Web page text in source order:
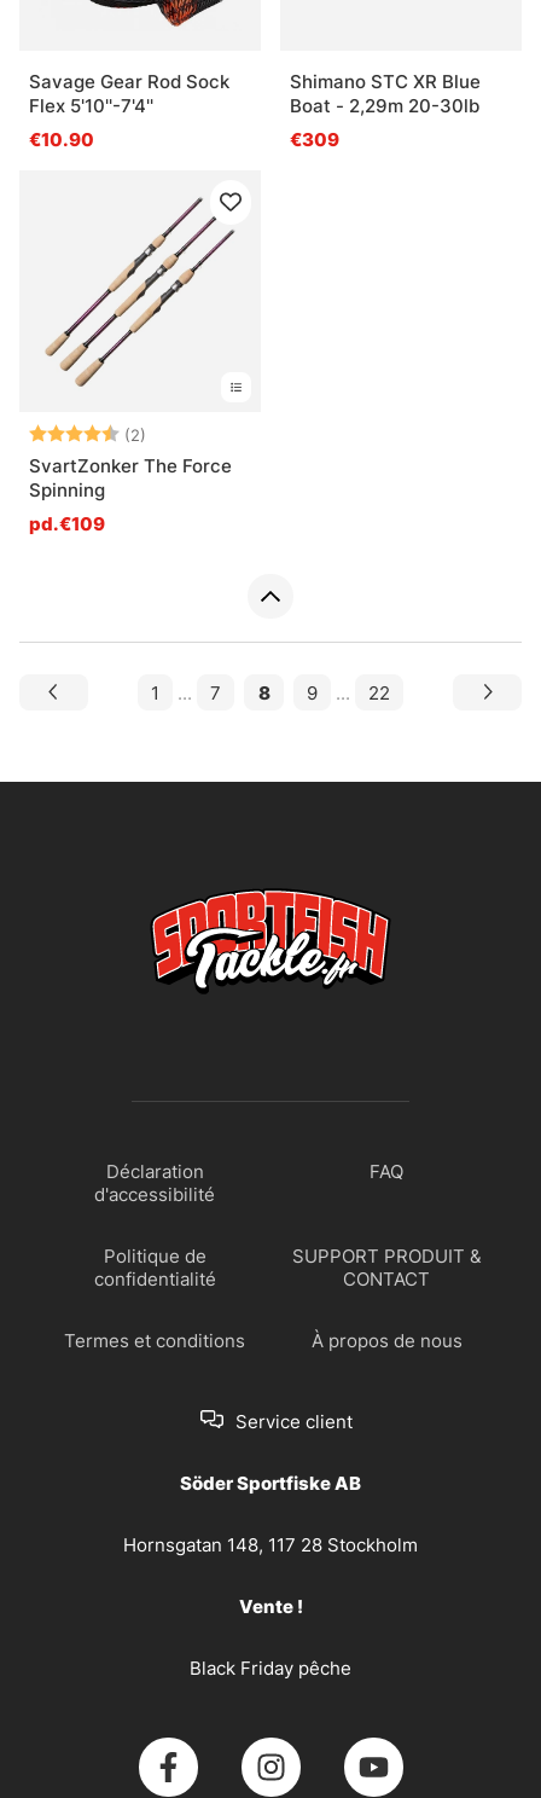
Savage Gear Rod Sock
Flex 5'10''-7'4''
€10.90
Shimano STC XR Blue
Boat - 2,29m 20-30lb
€309
Note: (2)
SvartZonker The Force
Spinning
pd.€109
1 ... 7 8 9 ... 22
Déclaration
d'accessibilité
FAQ
Politique de
confidentialité
SUPPORT PRODUIT &
CONTACT
Termes et conditions À propos de nous
Service client
Söder Sportfiske AB
Hornsgatan 148, 117 28 Stockholm
Vente !
Black Friday pêche